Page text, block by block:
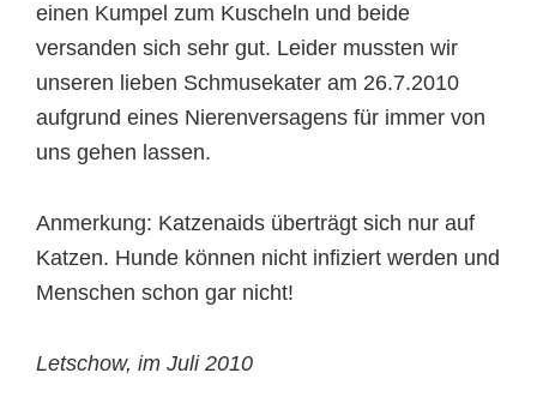
einen Kumpel zum Kuscheln und beide
versanden sich sehr gut. Leider mussten wir
unseren lieben Schmusekater am 26.7.2010
aufgrund eines Nierenversagens für immer von
uns gehen lassen.
Anmerkung: Katzenaids überträgt sich nur auf
Katzen. Hunde können nicht infiziert werden und
Menschen schon gar nicht!
Letschow, im Juli 2010